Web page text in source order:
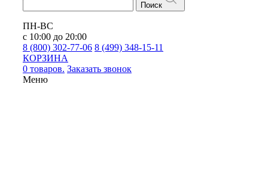
Поиск
ПН-ВС
с 10:00 до 20:00
8 (800) 302-77-06 8 (499) 348-15-11
КОРЗИНА
0 товаров. Заказать звонок
Меню